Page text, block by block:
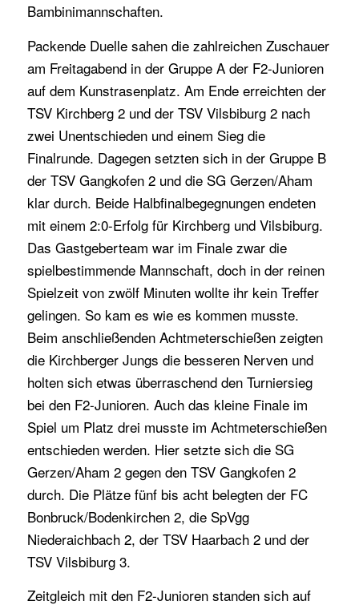
Bambinimannschaften.
Packende Duelle sahen die zahlreichen Zuschauer
am Freitagabend in der Gruppe A der F2-Junioren
auf dem Kunstrasenplatz. Am Ende erreichten der
TSV Kirchberg 2 und der TSV Vilsbiburg 2 nach
zwei Unentschieden und einem Sieg die
Finalrunde. Dagegen setzten sich in der Gruppe B
der TSV Gangkofen 2 und die SG Gerzen/Aham
klar durch. Beide Halbfinalbegegnungen endeten
mit einem 2:0-Erfolg für Kirchberg und Vilsbiburg.
Das Gastgeberteam war im Finale zwar die
spielbestimmende Mannschaft, doch in der reinen
Spielzeit von zwölf Minuten wollte ihr kein Treffer
gelingen. So kam es wie es kommen musste.
Beim anschließenden Achtmeterschießen zeigten
die Kirchberger Jungs die besseren Nerven und
holten sich etwas überraschend den Turniersieg
bei den F2-Junioren. Auch das kleine Finale im
Spiel um Platz drei musste im Achtmeterschießen
entschieden werden. Hier setzte sich die SG
Gerzen/Aham 2 gegen den TSV Gangkofen 2
durch. Die Plätze fünf bis acht belegten der FC
Bonbruck/Bodenkirchen 2, die SpVgg
Niederaichbach 2, der TSV Haarbach 2 und der
TSV Vilsbiburg 3.
Zeitgleich mit den F2-Junioren standen sich auf